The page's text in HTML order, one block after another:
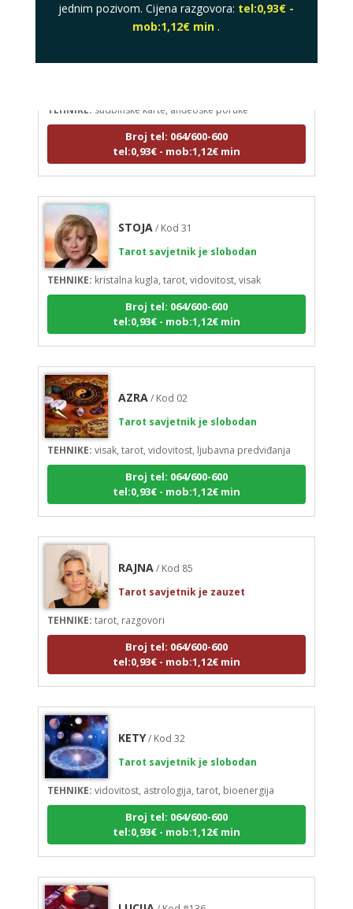
jednim pozivom. Cijena razgovora: tel:0,93€ -
mob:1,12€ min .
Broj tel: 064/600-600
tel:0,93€ - mob:1,12€ min
STOJA / Kod 31
Tarot savjetnik je slobodan
TEHNIKE: kristalna kugla, tarot, vidovitost, visak
Broj tel: 064/600-600
tel:0,93€ - mob:1,12€ min
AZRA / Kod 02
Tarot savjetnik je slobodan
TEHNIKE: visak, tarot, vidovitost, ljubavna predviđanja
Broj tel: 064/600-600
tel:0,93€ - mob:1,12€ min
RAJNA / Kod 85
Tarot savjetnik je zauzet
TEHNIKE: tarot, razgovori
Broj tel: 064/600-600
tel:0,93€ - mob:1,12€ min
KETY / Kod 32
Tarot savjetnik je slobodan
TEHNIKE: vidovitost, astrologija, tarot, bioenergija
Broj tel: 064/600-600
tel:0,93€ - mob:1,12€ min
LUCIJA / Kod #136